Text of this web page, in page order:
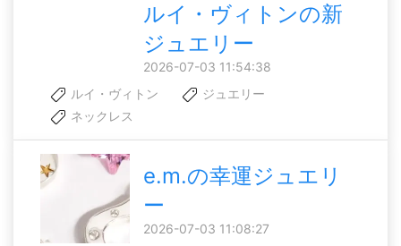
ルイ・ヴィトンの新
ジュエリー
2026-07-03 11:54:38
ルイ・ヴィトン
ジュエリー
ネックレス
e.m.の幸運ジュエリ
ー
2026-07-03 11:08:27